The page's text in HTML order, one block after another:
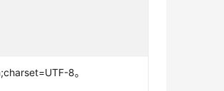
8。